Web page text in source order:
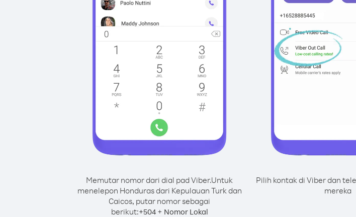
Memutar nomor dari dial pad Viber.Untuk
menelepon Honduras dari Kepulauan Turk dan
Caicos, putar nomor sebagai
berikut:+504+ Nomor Lokal
Pilih kontak di Viber dan
mereka